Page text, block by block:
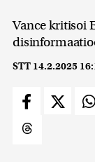
Vance kritisoi
STT 14.2.2025